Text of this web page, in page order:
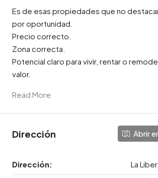
Es de esas propiedades que no
por oportunidad.
Precio correcto.
Zona correcta.
Potencial claro para vivir, rentar o
valor.
Read More
Dirección Abrir
Dirección: La